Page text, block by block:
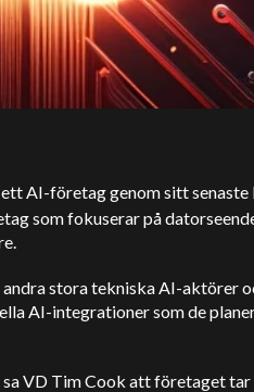
AI-företag genom sitt senaste
som fokuserar på
stora tekniska AI-aktörer
AI-integrationer som de
VD Tim Cook att företaget tar